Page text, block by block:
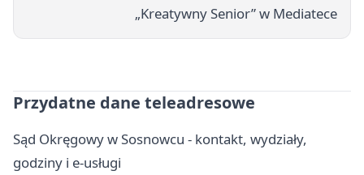
„Kreatywny Senior” w Mediatece
Przydatne dane teleadresowe
Sąd Okręgowy w Sosnowcu - kontakt, wydziały,
godziny i e-usługi